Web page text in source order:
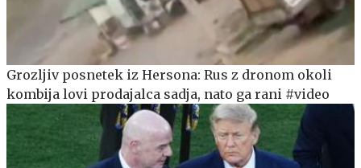
Grozljiv posnetek iz Hersona: Rus z dronom okoli
kombija lovi prodajalca sadja, nato ga rani #video